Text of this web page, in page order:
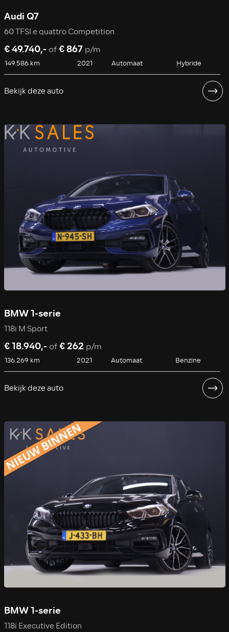
Audi Q7
60 TFSI e quattro Competition
€ 49.740,- of€ 867 p/m
149.586 km 2021 Automaat Hybride
Bekijk deze auto
BMW 1-serie
118i M Sport
€ 18.940,- of€ 262 p/m
136.269 km 2021 Automaat Benzine
Bekijk deze auto
BMW 1-serie
118i Executive Edition